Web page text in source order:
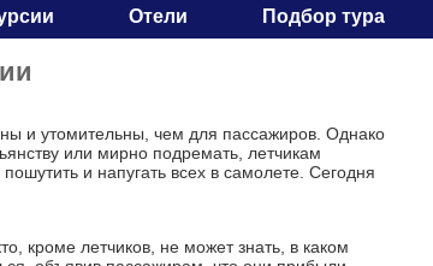
Отели Подбор тура
и утомительны, чем для пассажиров. Однако
или мирно подремать, летчикам
и напугать всех в самолете. Сегодня
кроме летчиков, не может знать, в каком